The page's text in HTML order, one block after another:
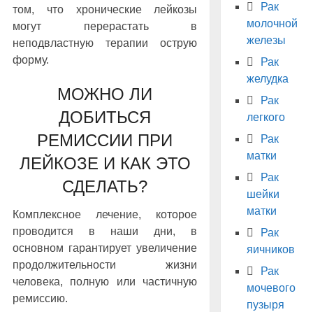
том, что хронические лейкозы
могут перерастать в
неподвластную терапии острую
форму.
МОЖНО ЛИ
ДОБИТЬСЯ
РЕМИССИИ ПРИ
ЛЕЙКОЗЕ И КАК ЭТО
СДЕЛАТЬ?
Комплексное лечение, которое
проводится в наши дни, в
основном гарантирует увеличение
продолжительности жизни
человека, полную или частичную
ремиссию.
Рак
молочной
железы
Рак
желудка
Рак
легкого
Рак
матки
Рак
шейки
матки
Рак
яичников
Рак
мочевого
пузыря